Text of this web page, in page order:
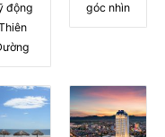
động
góc nhìn